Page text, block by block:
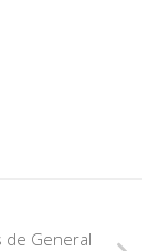
de General